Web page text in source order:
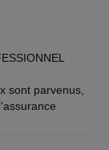
sont parvenus,